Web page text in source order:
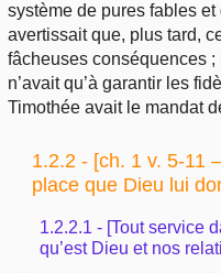
système de pures fables
avertissait que, plus tard,
fâcheuses conséquences
n’avait qu’à garantir les
Timothée avait le mandat
1.2.2 - [ch. 1 v. 5-11
place que Dieu lui
1.2.2.1 - [Tout service
qu’est Dieu et nos